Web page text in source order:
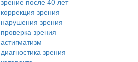
коррекция зрения
нарушения зрения
проверка зрения
астигматизм
диагностика зрения